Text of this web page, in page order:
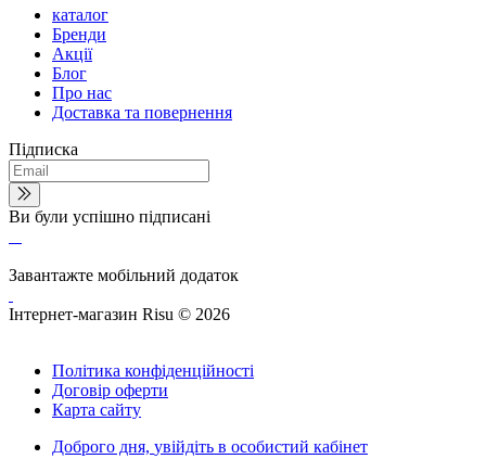
каталог
Бренди
Акції
Блог
Про нас
Доставка та повернення
Підписка
Ви були успішно підписані
Завантажте мобільний додаток
Інтернет-магазин Risu © 2026
Політика конфіденційності
Договір оферти
Карта сайту
Доброго дня, увійдіть в особистий кабінет